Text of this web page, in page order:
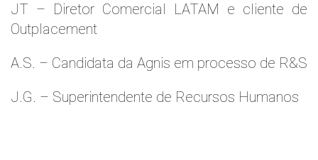
JT – Diretor Comercial LATAM e cliente de
Outplacement
A.S. – Candidata da Agnis em processo de R&S
J.G. – Superintendente de Recursos Humanos